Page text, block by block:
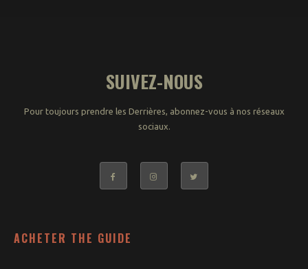
SUIVEZ-NOUS
Pour toujours prendre les Derrières, abonnez-vous à nos réseaux
sociaux.
ACHETER THE GUIDE